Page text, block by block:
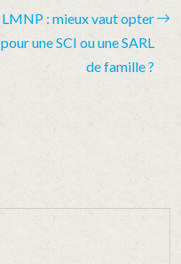
LMNP : mieux vaut opter
pour une SCI ou une SARL
de famille ?